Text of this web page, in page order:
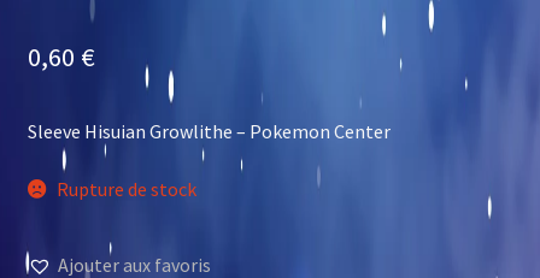
0,60 €
Sleeve Hisuian Growlithe – Pokemon Center
Rupture de stock
Ajouter aux favoris